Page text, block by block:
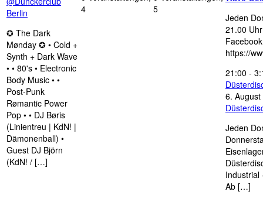
Berlin
✪ The Dark
Mønday ✪ • Cold +
Synth + Dark Wave
• • 80's • Electronic
Body Music • •
Post-Punk
Rømantic Power
Pop • • DJ Børis
(Linientreu | KdN! |
Dämonenball) •
Guest DJ Björn
(KdN! / […]
4
5
Jeden
21.00
https://
21:00 -
6.
Jeden
Industrial
Ab […]